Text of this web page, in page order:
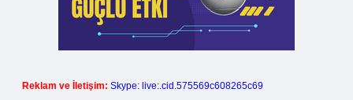
Reklam ve İletişim: Skype: live:.cid.575569c608265c69